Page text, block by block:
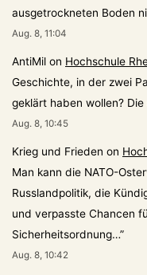
ausgetrockneten Boden
Aug. 8, 11:04
AntiMil on Hochschule
Geschichte, in der zwei
geklärt haben wollen?
Aug. 8, 10:45
Krieg und Frieden on
Man kann die NATO-
Russlandpolitik, die
und verpasste Chancen
Sicherheitsordnung…”
Aug. 8, 10:42